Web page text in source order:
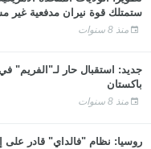
ستمتلك قوة نيران مدفعية غير
منذ 8 سنوات
جديد: استقبال حار لـ"الفريم" في
باكستان
منذ 8 سنوات
روسيا: نظام "فالداي" قادر على